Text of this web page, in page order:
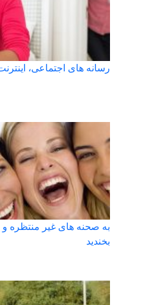
رسانه های اجتماعی،
به صحنه های غیر منتظره و
بخندید